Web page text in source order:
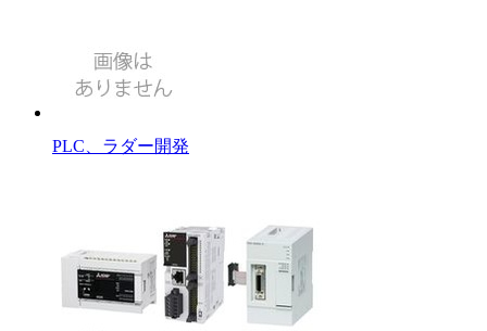
PLC、ラダー開発